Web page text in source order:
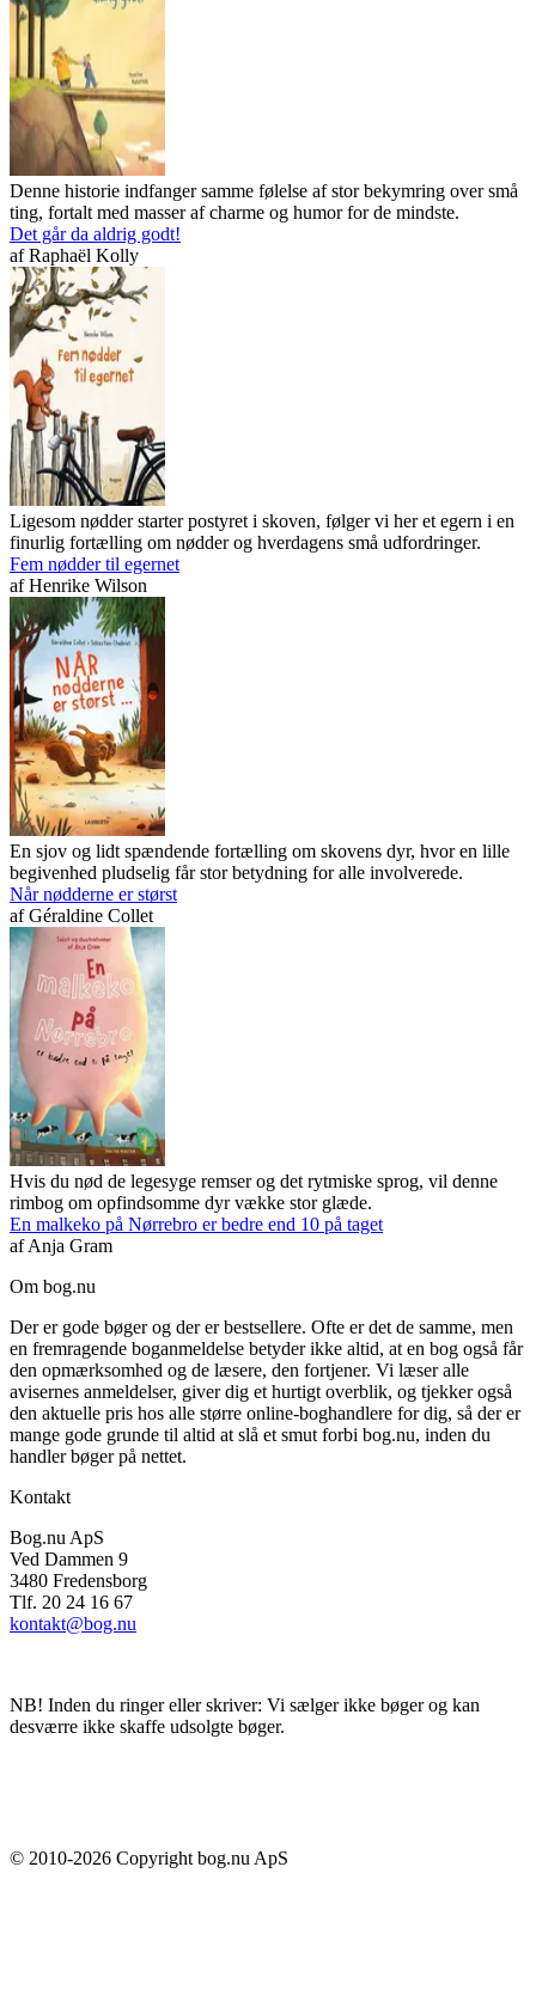
Denne historie indfanger samme følelse af stor bekymring over små
ting, fortalt med masser af charme og humor for de mindste.
Det går da aldrig godt!
afRaphaël Kolly
Ligesom nødder starter postyret i skoven, følger vi her et egern i en
finurlig fortælling om nødder og hverdagens små udfordringer.
Fem nødder til egernet
afHenrike Wilson
En sjov og lidt spændende fortælling om skovens dyr, hvor en lille
begivenhed pludselig får stor betydning for alle involverede.
Når nødderne er størst
afGéraldine Collet
Hvis du nød de legesyge remser og det rytmiske sprog, vil denne
rimbog om opfindsomme dyr vække stor glæde.
En malkeko på Nørrebro er bedre end 10 på taget
afAnja Gram
Om bog.nu
Der er gode bøger og der er bestsellere. Ofte er det de samme, men
en fremragende boganmeldelse betyder ikke altid, at en bog også får
den opmærksomhed og de læsere, den fortjener. Vi læser alle
avisernes anmeldelser, giver dig et hurtigt overblik, og tjekker også
den aktuelle pris hos alle større online-boghandlere for dig, så der er
mange gode grunde til altid at slå et smut forbi bog.nu, inden du
handler bøger på nettet.
Kontakt
Bog.nu ApS
Ved Dammen 9
3480 Fredensborg
Tlf. 20 24 16 67
kontakt@bog.nu
NB! Inden du ringer eller skriver: Vi sælger ikke bøger og kan
desværre ikke skaffe udsolgte bøger.
© 2010-2026 Copyright bog.nu ApS